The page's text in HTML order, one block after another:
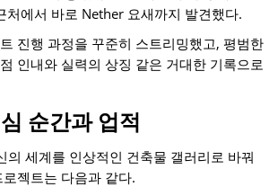
처에서 바로 Nether 요새까지 발견했다.
진행 과정을 꾸준히 스트리밍했고, 평범한
인내와 실력의 상징 같은 거대한 기록으로
순간과 업적
의 세계를 인상적인 건축물 갤러리로 바꿔
젝트는 다음과 같다.